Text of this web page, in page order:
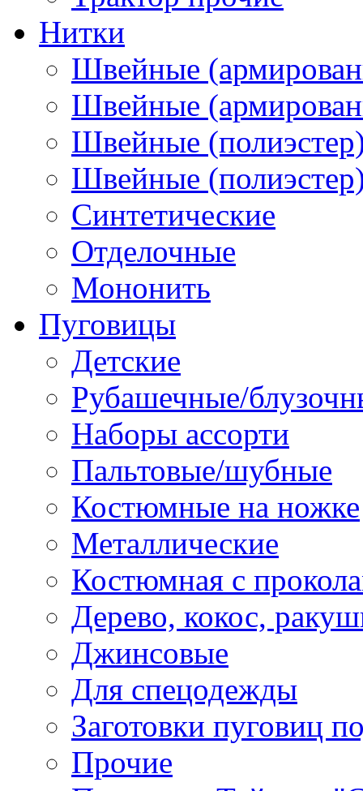
Нитки
Швейные
Швейные
Швейные
Швейные
Синтетические
Отделочные
Мононить
Пуговицы
Детские
Рубашечные/
Наборы ассорти
Пальтовые/шубные
Костюмные на ножке
Металлические
Костюмная с
Дерево, кокос,
Джинсовые
Для спецодежды
Заготовки пуговиц
Прочие